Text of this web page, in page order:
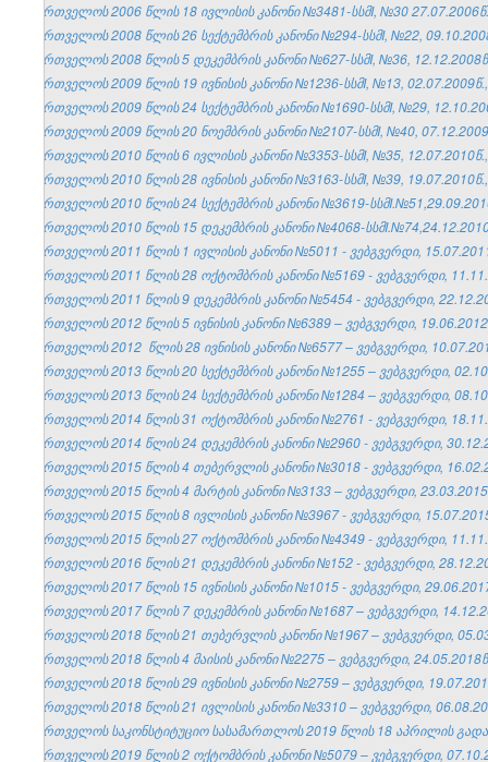
საქართველოს 2006 წლის 18 ივლისის კანონი №3481-სსმI, №30
საქართველოს 2008 წლის 26 სექტემბრის კანონი №294-სსმI, №22,
საქართველოს 2008 წლის 5 დეკემბრის კანონი №627-სსმI, №36,
საქართველოს 2009 წლის 19 ივნისის კანონი №1236-სსმI, №13,
საქართველოს 2009 წლის 24 სექტემბრის კანონი №1690-სსმI, №29,
საქართველოს 2009 წლის 20 ნოემბრის კანონი №2107-სსმI, №40,
საქართველოს 2010 წლის 6 ივლისის კანონი №3353-სსმI, №35,
საქართველოს 2010 წლის 28 ივნისის კანონი №3163-სსმI, №39,
საქართველოს 2010 წლის 24 სექტემბრის კანონი №3619-
საქართველოს 2010 წლის 15 დეკემბრის კანონი №4068-
საქართველოს 2011 წლის 1 ივლისის კანონი №5011 - ვებგვერდი,
საქართველოს 2011 წლის 28 ოქტომბრის კანონი №5169 - ვებგვერდი,
საქართველოს 2011 წლის 9 დეკემბრის კანონი №5454 - ვებგვერდი,
საქართველოს 2012 წლის 5 ივნისის კანონი №6389 – ვებგვერდი,
საქართველოს 2012 წლის 28 ივნისის კანონი №6577 – ვებგვერდი,
საქართველოს 2013 წლის 20 სექტემბრის კანონი №1255 – ვებგვერდი,
საქართველოს 2013 წლის 24 სექტემბრის კანონი №1284 – ვებგვერდი,
საქართველოს 2014 წლის 31 ოქტომბრის კანონი №2761 - ვებგვერდი,
საქართველოს 2014 წლის 24 დეკემბრის კანონი №2960 - ვებგვერდი,
საქართველოს 2015 წლის 4 თებერვლის კანონი №3018 - ვებგვერდი,
საქართველოს 2015 წლის 4 მარტის კანონი №3133 – ვებგვერდი,
საქართველოს 2015 წლის 8 ივლისის კანონი №3967 - ვებგვერდი,
საქართველოს 2015 წლის 27 ოქტომბრის კანონი №4349 - ვებგვერდი,
საქართველოს 2016 წლის 21 დეკემბრის კანონი №152 - ვებგვერდი,
საქართველოს 2017 წლის 15 ივნისის კანონი №1015 - ვებგვერდი,
საქართველოს 2017 წლის 7 დეკემბრის კანონი №1687 – ვებგვერდი,
საქართველოს 2018 წლის 21 თებერვლის კანონი №1967 – ვებგვერდი,
საქართველოს 2018 წლის 4 მაისის კანონი №2275 – ვებგვერდი,
საქართველოს 2018 წლის 29 ივნისის კანონი №2759 – ვებგვერდი,
საქართველოს 2018 წლის 21 ივლისის კანონი №3310 – ვებგვერდი,
საქართველოს საკონსტიტუციო სასამართლოს 2019 წლის 18 აპრილის
საქართველოს 2019 წლის 2 ოქტომბრის კანონი №5079 – ვებგვერდი,